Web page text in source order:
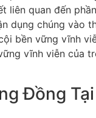
liên quan đến
dụng chúng vào
bền vững vĩnh
vĩnh viễn của
Đồng Tại